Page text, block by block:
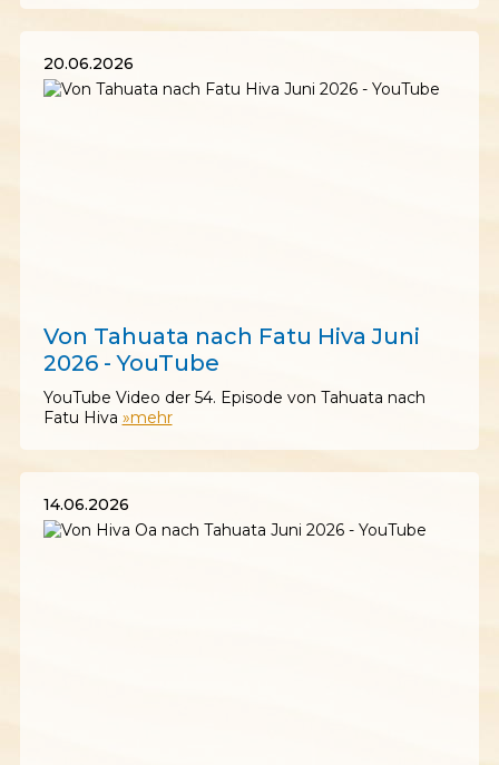
20.06.2026
Von Tahuata nach Fatu Hiva Juni
2026 - YouTube
YouTube Video der 54. Episode von Tahuata nach
Fatu Hiva »mehr
14.06.2026